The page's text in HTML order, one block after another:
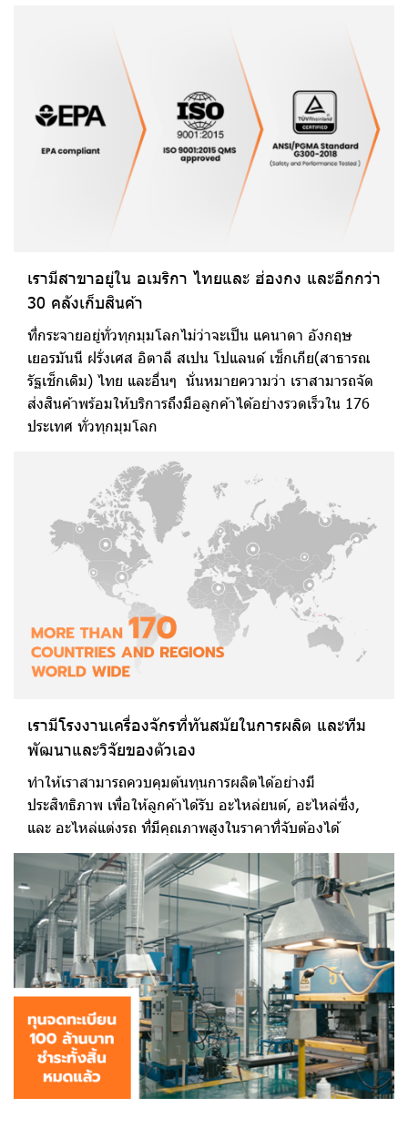
เรามีสาขาอยู่ใน อเมริกา ไทยและ ฮ่องกง และอีกกว่า
30 คลังเก็บสินค้า
ที่กระจายอยู่ทั่วทุกมุมโลกไม่ว่าจะเป็น แคนาดา อังกฤษ
เยอรมันนี ฝรั่งเศส อิตาลี สเปน โปแลนด์ เช็กเกีย(สาธารณ
รัฐเช็กเดิม) ไทย และอื่นๆ นั่นหมายความว่า เราสามารถจัด
ส่งสินค้าพร้อมให้บริการถึงมือลูกค้าได้อย่างรวดเร็วใน 176
ประเทศ ทั่วทุกมุมโลก
เรามีโรงงานเครื่องจักรที่ทันสมัยในการผลิต และทีม
พัฒนาและวิจัยของตัวเอง
ทำให้เราสามารถควบคุมต้นทุนการผลิตได้อย่างมี
ประสิทธิภาพ เพื่อให้ลูกค้าได้รับ อะไหล่ยนต์, อะไหล่ซิ่ง,
และ อะไหล่แต่งรถ ที่มีคุณภาพสูงในราคาที่จับต้องได้